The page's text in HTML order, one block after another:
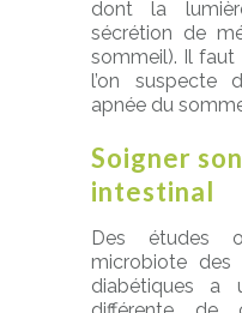
dont la
sécrétion de
sommeil). Il faut
l’on suspecte
apnée du
Soigner
intestinal
Des études
microbiote des
diabétiques a